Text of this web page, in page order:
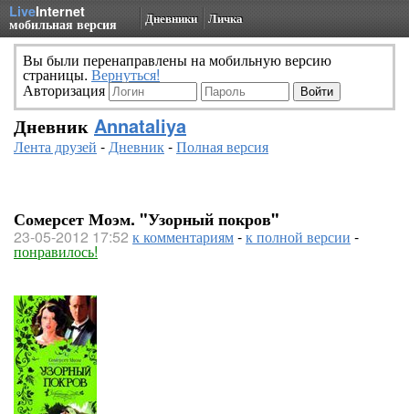
LiveInternet
мобильная версия Дневники Личка
Вы были перенаправлены на мобильную версию
страницы. Вернуться!
Авторизация
Дневник Annataliya
Лента друзей -Дневник-Полная версия
Сомерсет Моэм. "Узорный покров"
23-05-2012 17:52 к комментариям-к полной версии -
понравилось!